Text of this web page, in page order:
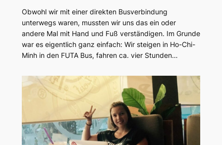
Obwohl wir mit einer direkten Busverbindung
unterwegs waren, mussten wir uns das ein oder
andere Mal mit Hand und Fuß verständigen. Im Grunde
war es eigentlich ganz einfach: Wir steigen in Ho-Chi-
Minh in den FUTA Bus, fahren ca. vier Stunden…